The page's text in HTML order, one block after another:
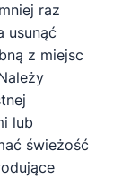
raz
usunąć
z miejsc
lub
świeżość